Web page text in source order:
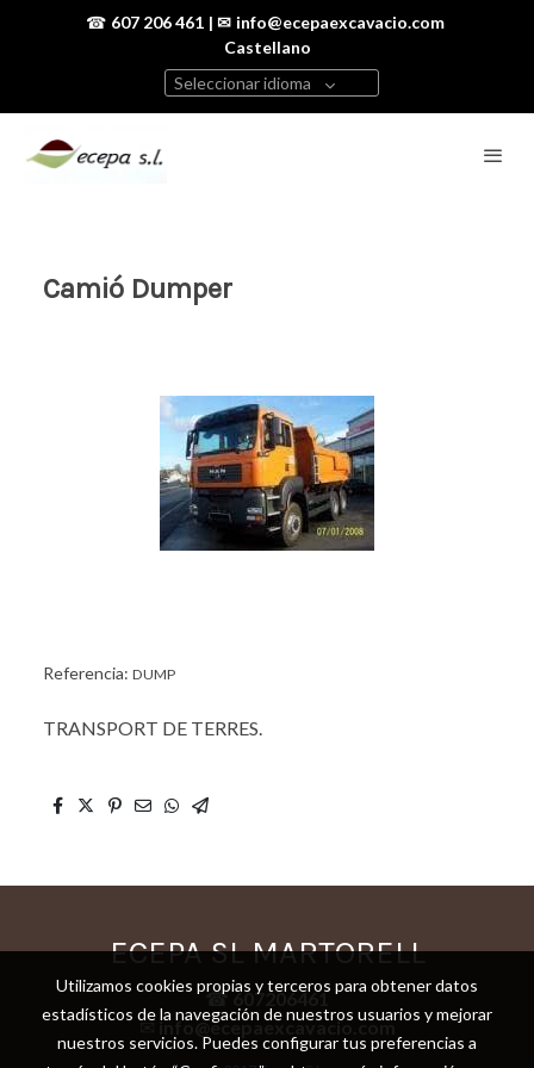
☎ 607 206 461 | ✉ info@ecepaexcavacio.com
Castellano
Seleccionar idioma
Camió Dumper
Referencia: DUMP
TRANSPORT DE TERRES.
ECEPA SL MARTORELL
☎607206461
✉ info@ecepaexcavacio.com
Utilizamos cookies propias y terceros para obtener datos
estadísticos de la navegación de nuestros usuarios y mejorar
nuestros servicios. Puedes configurar tus preferencias a